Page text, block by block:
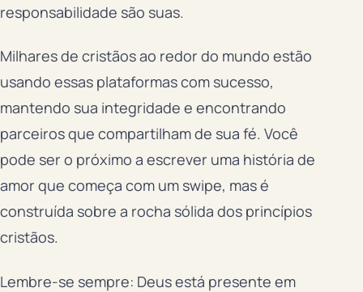
responsabilidade são suas.
Milhares de cristãos ao redor do mundo estão
usando essas plataformas com sucesso,
mantendo sua integridade e encontrando
parceiros que compartilham de sua fé. Você
pode ser o próximo a escrever uma história de
amor que começa com um swipe, mas é
construída sobre a rocha sólida dos princípios
cristãos.
Lembre-se sempre: Deus está presente em